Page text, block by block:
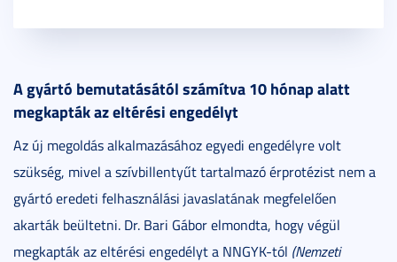
A gyártó bemutatásától számítva 10 hónap alatt
megkapták az eltérési engedélyt
Az új megoldás alkalmazásához egyedi engedélyre volt
szükség, mivel a szívbillentyűt tartalmazó érprotézist nem a
gyártó eredeti felhasználási javaslatának megfelelően
akarták beültetni. Dr. Bari Gábor elmondta, hogy végül
megkapták az eltérési engedélyt a NNGYK-tól (Nemzeti